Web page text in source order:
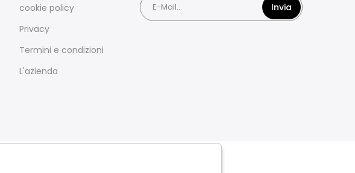
cookie policy
Privacy
Termini e condizioni
L'azienda
Invia